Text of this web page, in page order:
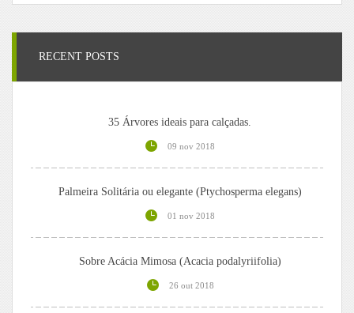
RECENT POSTS
35 Árvores ideais para calçadas.
09 nov 2018
Palmeira Solitária ou elegante (Ptychosperma elegans)
01 nov 2018
Sobre Acácia Mimosa (Acacia podalyriifolia)
26 out 2018